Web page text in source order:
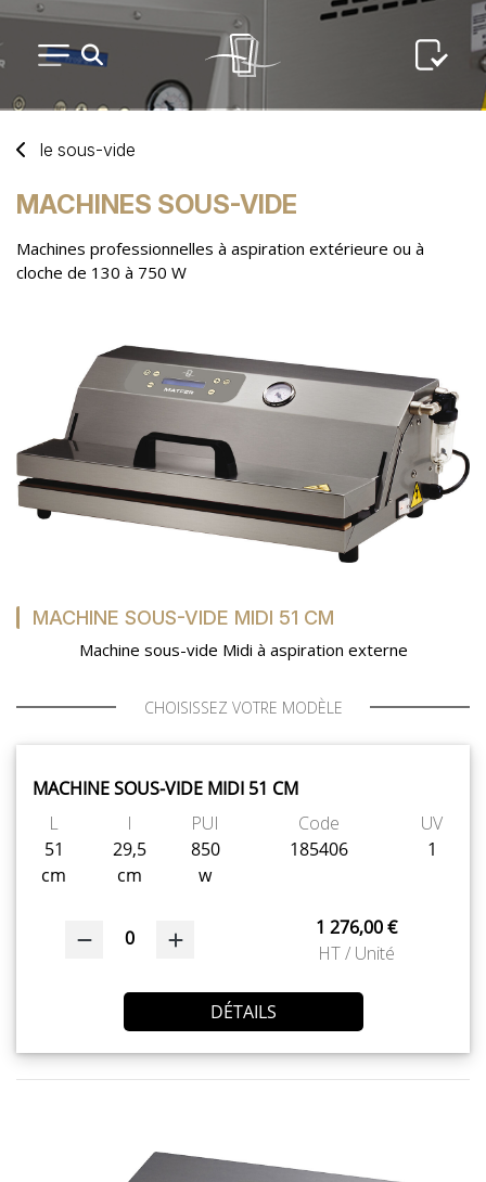
ARTS DE LA TABLE
USAGE UNIQUE
ARTS DE LA TABLE LUXE
MARQUES
NOUVEAUTÉS
CHEF'S LIST
CONFIGURER LES
CONFIGURATIONS
le sous-vide
MACHINES SOUS-VIDE
Machines professionnelles à aspiration extérieure ou à
cloche de 130 à 750 W
MACHINE SOUS-VIDE MIDI 51 CM
Machine sous-vide Midi à aspiration externe
CHOISISSEZ VOTRE MODÈLE
MACHINE SOUS-VIDE MIDI 51 CM
L
51
cm
l
29,5
cm
PUI
850
w
Code
185406
UV
1
0
1 276,00 €
HT / Unité
DÉTAILS